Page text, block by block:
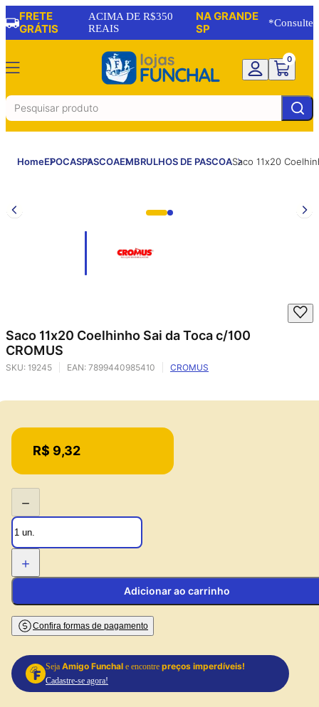
FRETE
GRÁTIS
ACIMA DE R$350
REAIS
NA GRANDE
SP
*Consulte
0
HomeEPOCASPASCOAEMBRULHOS DE PASCOASaco 11x20
Saco 11x20 Coelhinho Sai da Toca c/100
CROMUS
SKU: 19245 EAN: 7899440985410 CROMUS
Price:
R$ 9,32
−
+
Adicionar ao carrinho
Confira formas de pagamento
Seja Amigo Funchal e encontre preços imperdíveis!
Cadastre-se agora!